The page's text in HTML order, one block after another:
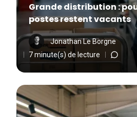
Grande distribution :
postes restent vacants
Jonathan Le Borgne
7 minute(s) de lecture